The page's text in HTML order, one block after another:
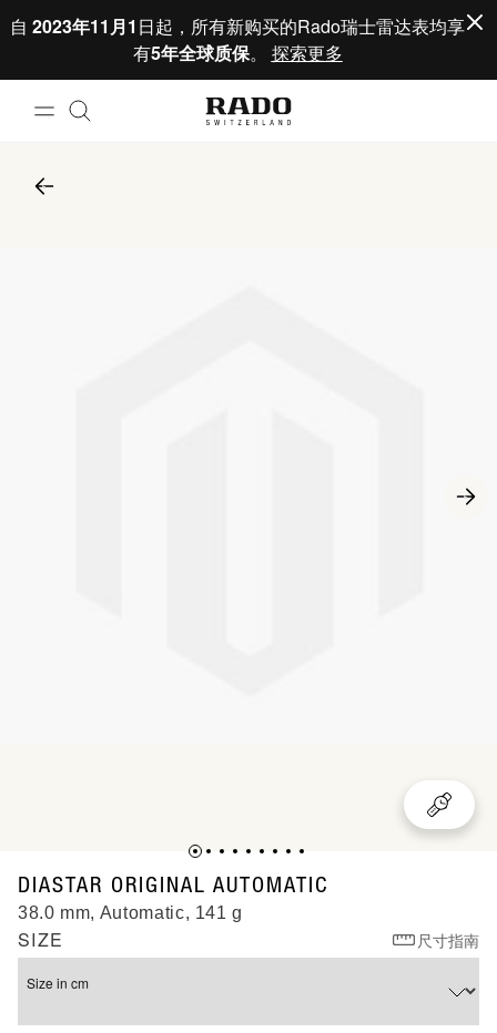
自 2023年11月1 日起，所有新购买的Rado瑞士雷达表均享
有5年全球质保。 探索更多
DIASTAR ORIGINAL AUTOMATIC
R12160303
38.0 mm, Automatic, 141 g
SIZE 尺寸指南
Size in cm